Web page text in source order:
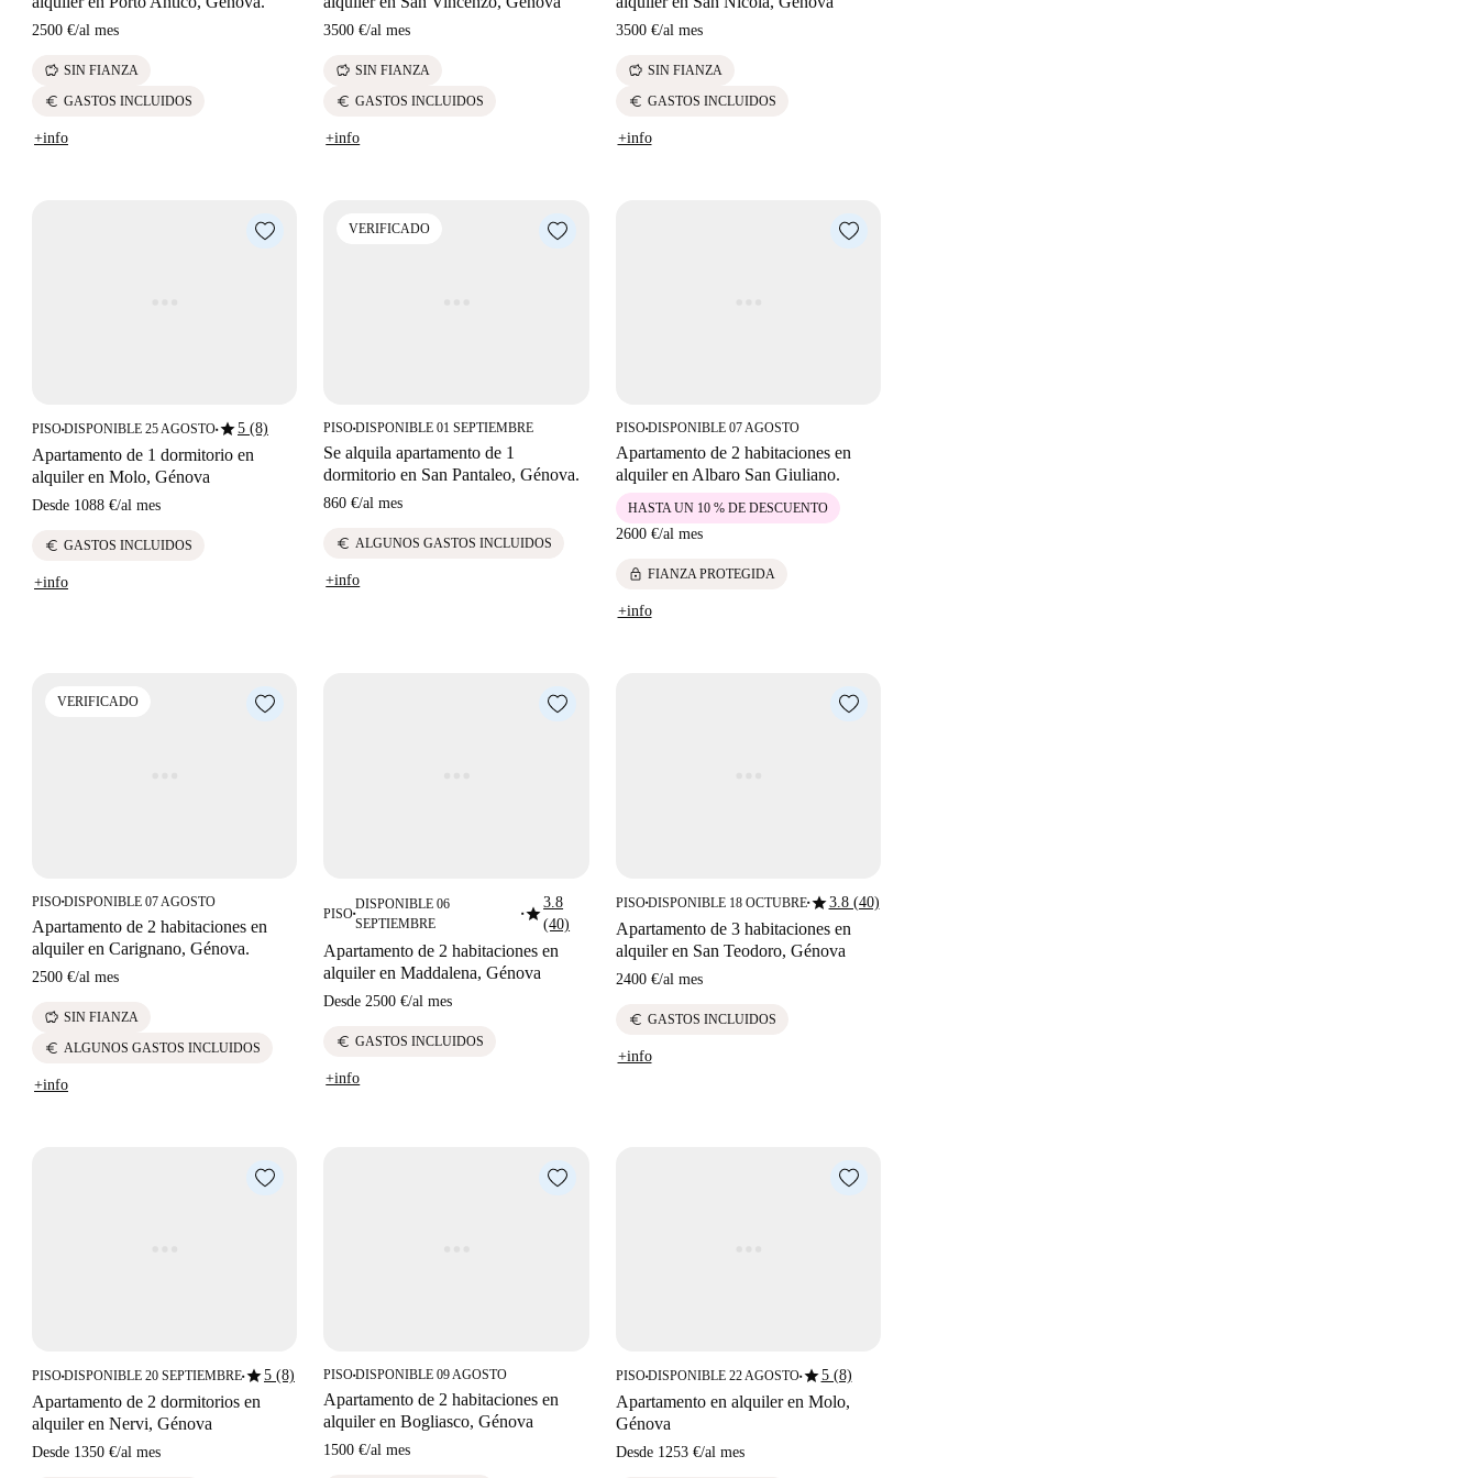
2500 €/al mes
savings SIN FIANZA
euro GASTOS INCLUIDOS
+info
3500 €/al mes
savings SIN FIANZA
euro GASTOS INCLUIDOS
+info
3500 €/al mes
savings SIN FIANZA
euro GASTOS INCLUIDOS
+info
PISO■DISPONIBLE 25 AGOSTO■star5 (8)
Apartamento de 1 dormitorio en
alquiler en Molo, Génova
Desde 1088 €/al mes
euro GASTOS INCLUIDOS
+info
VERIFICADO
PISO■DISPONIBLE 01 SEPTIEMBRE
Se alquila apartamento de 1
dormitorio en San Pantaleo, Génova.
860 €/al mes
euro ALGUNOS GASTOS INCLUIDOS
+info
PISO■DISPONIBLE 07 AGOSTO
Apartamento de 2 habitaciones en
alquiler en Albaro San Giuliano.
2600 €/al mes
HASTA UN 10 % DE DESCUENTO
lock FIANZA PROTEGIDA
+info
VERIFICADO
PISO■DISPONIBLE 07 AGOSTO
Apartamento de 2 habitaciones en
alquiler en Carignano, Génova.
2500 €/al mes
savings SIN FIANZA
euro ALGUNOS GASTOS INCLUIDOS
+info
PISO■
DISPONIBLE 06
SEPTIEMBRE
■star3.8
(40)
Apartamento de 2 habitaciones en
alquiler en Maddalena, Génova
Desde 2500 €/al mes
euro GASTOS INCLUIDOS
+info
PISO■DISPONIBLE 18 OCTUBRE■star3.8 (40)
Apartamento de 3 habitaciones en
alquiler en San Teodoro, Génova
2400 €/al mes
euro GASTOS INCLUIDOS
+info
PISO■DISPONIBLE 20 SEPTIEMBRE■star5 (8)
Apartamento de 2 dormitorios en
alquiler en Nervi, Génova
Desde 1350 €/al mes
PISO■DISPONIBLE 09 AGOSTO
Apartamento de 2 habitaciones en
alquiler en Bogliasco, Génova
1500 €/al mes
PISO■DISPONIBLE 22 AGOSTO■star5 (8)
Apartamento en alquiler en Molo,
Génova
Desde 1253 €/al mes